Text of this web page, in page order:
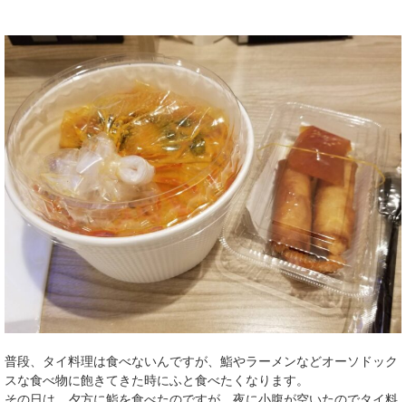
普段、タイ料理は食べないんですが、鮨やラーメンなどオーソドック
スな食べ物に飽きてきた時にふと食べたくなります。